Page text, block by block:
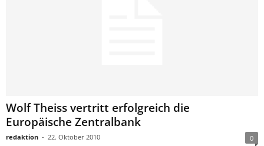
Wolf Theiss vertritt erfolgreich die
Europäische Zentralbank
redaktion - 22. Oktober 2010 0